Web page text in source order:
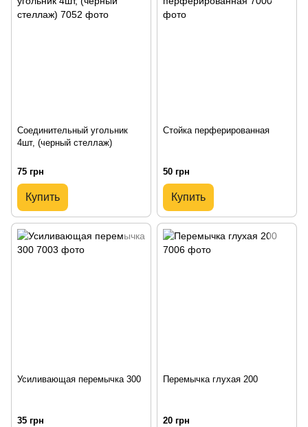
Соединительный угольник
4шт, (черный стеллаж)
75 грн
Купить
Стойка перферированная
50 грн
Купить
Усиливающая перемычка 300
35 грн
Перемычка глухая 200
20 грн